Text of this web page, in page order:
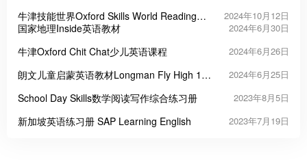
牛津技能世界Oxford Skills World Reading
With Writing
2024年10月12日
国家地理Inside英语教材 2024年6月30日
牛津Oxford Chit Chat少儿英语课程 2024年6月26日
朗文儿童启蒙英语教材Longman Fly High 1-4
2024年6月25日
School Day Skills数学阅读写作综合练习册 2023年8月5日
新加坡英语练习册 SAP Learning English 2023年7月19日